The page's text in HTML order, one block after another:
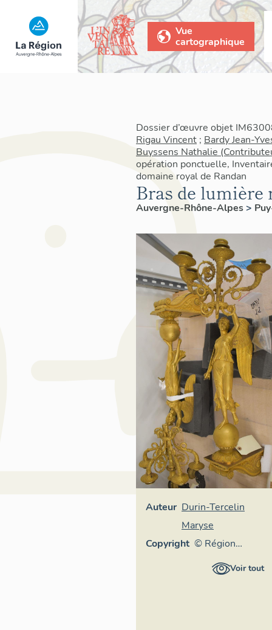
Vue
cartographique
Dossier d’œuvre objet
Rigau Vincent ; Bardy Jean-
Buyssens Nathalie
opération ponctuelle,
domaine royal de Randan
Bras de lumière
Auvergne-Rhône-Alpes>
Auteur Durin-Tercelin
Maryse
Copyright © Région
Auvergne-Voir tout